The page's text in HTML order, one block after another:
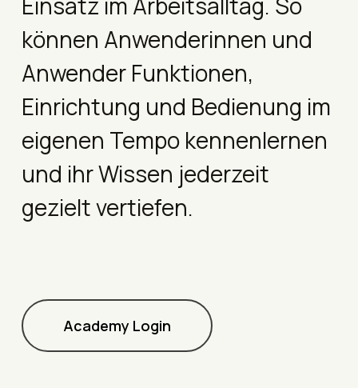
können Anwender­innen und
Anwender Funktionen,
Einrichtung und Bedienung im
eigenen Tempo kennen­lernen
und ihr Wissen jeder­zeit
gezielt vertiefen.
Academy Login